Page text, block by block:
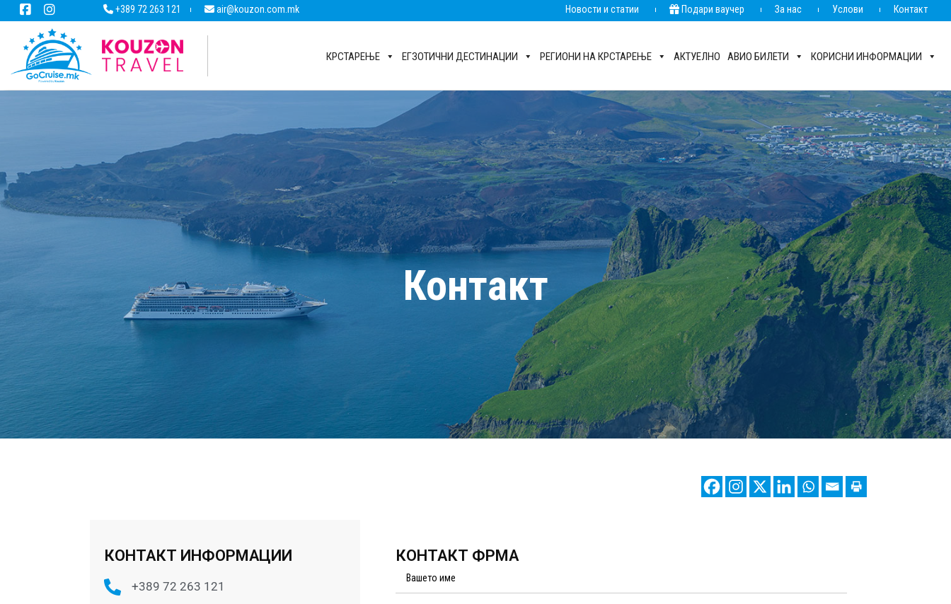
+389 72 263 121 air@kouzon.com.mk Новости и статии Подари ваучер За нас Услови Контакт
КРСТАРЕЊЕ ЕГЗОТИЧНИ ДЕСТИНАЦИИ РЕГИОНИ НА КРСТАРЕЊЕ АКТУЕЛНО АВИО БИЛЕТИ КОРИСНИ ИНФОРМАЦИИ
Контакт
КОНТАКТ ИНФОРМАЦИИ
+389 72 263 121
КОНТАКТ ФРМА